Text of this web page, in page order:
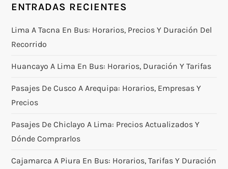
ENTRADAS RECIENTES
Lima A Tacna En Bus: Horarios, Precios Y Duración Del
Recorrido
Huancayo A Lima En Bus: Horarios, Duración Y Tarifas
Pasajes De Cusco A Arequipa: Horarios, Empresas Y
Precios
Pasajes De Chiclayo A Lima: Precios Actualizados Y
Dónde Comprarlos
Cajamarca A Piura En Bus: Horarios, Tarifas Y Duración